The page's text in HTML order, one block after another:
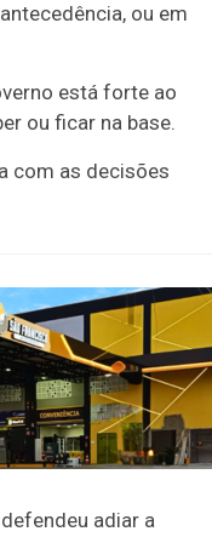
ou em
está forte ao
ou ficar na base.
com as decisões
adiar a